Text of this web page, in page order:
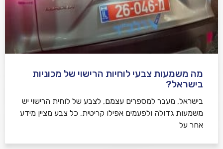
מה משמעות צבעי לוחיות הרישוי של מכוניות
בישראל?
בישראל, מעבר למספרים עצמם, לצבע של לוחית הרישוי יש
משמעות גדולה ולפעמים אפילו קריטית. כל צבע מציין מידע
אחר על